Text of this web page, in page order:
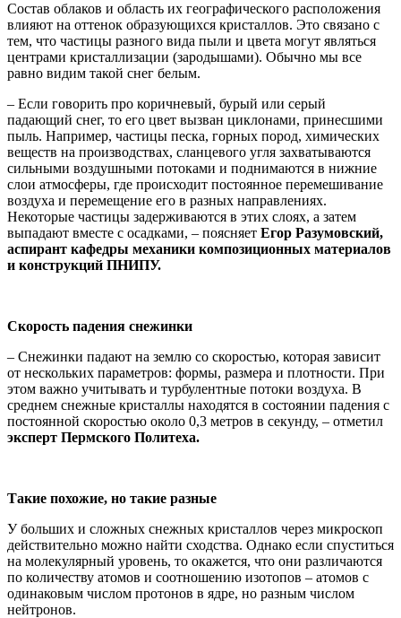
Состав облаков и область их географического расположения
влияют на оттенок образующихся кристаллов. Это связано с
тем, что частицы разного вида пыли и цвета могут являться
центрами кристаллизации (зародышами). Обычно мы все
равно видим такой снег белым.
– Если говорить про коричневый, бурый или серый
падающий снег, то его цвет вызван циклонами, принесшими
пыль. Например, частицы песка, горных пород, химических
веществ на производствах, сланцевого угля захватываются
сильными воздушными потоками и поднимаются в нижние
слои атмосферы, где происходит постоянное перемешивание
воздуха и перемещение его в разных направлениях.
Некоторые частицы задерживаются в этих слоях, а затем
выпадают вместе с осадками, – поясняет Егор Разумовский,
аспирант кафедры механики композиционных материалов
и конструкций ПНИПУ.
Скорость падения снежинки
– Снежинки падают на землю со скоростью, которая зависит
от нескольких параметров: формы, размера и плотности. При
этом важно учитывать и турбулентные потоки воздуха. В
среднем снежные кристаллы находятся в состоянии падения с
постоянной скоростью около 0,3 метров в секунду, – отметил
эксперт Пермского Политеха.
Такие похожие, но такие разные
У больших и сложных снежных кристаллов через микроскоп
действительно можно найти сходства. Однако если спуститься
на молекулярный уровень, то окажется, что они различаются
по количеству атомов и соотношению изотопов – атомов с
одинаковым числом протонов в ядре, но разным числом
нейтронов.